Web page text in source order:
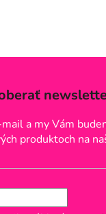
a my Vám
produktoch na